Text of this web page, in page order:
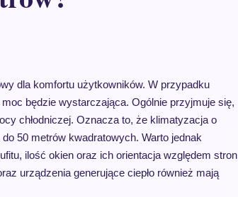
dla komfortu użytkowników. W przypadku
będzie wystarczająca. Ogólnie przyjmuje się,
chłodniczej. Oznacza to, że klimatyzacja o
50 metrów kwadratowych. Warto jednak
ilość okien oraz ich orientacja względem stron
urządzenia generujące ciepło również mają